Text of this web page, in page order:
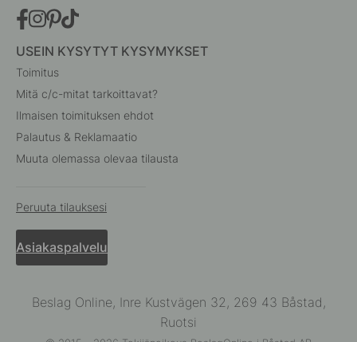
USEIN KYSYTYT KYSYMYKSET
Toimitus
Mitä c/c-mitat tarkoittavat?
Ilmaisen toimituksen ehdot
Palautus & Reklamaatio
Muuta olemassa olevaa tilausta
Peruuta tilauksesi
Asiakaspalvelu
Beslag Online, Inre Kustvägen 32, 269 43 Båstad,
Ruotsi